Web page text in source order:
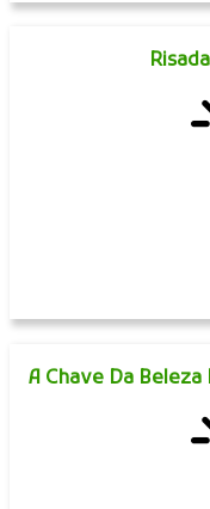
A Chave Da Beleza